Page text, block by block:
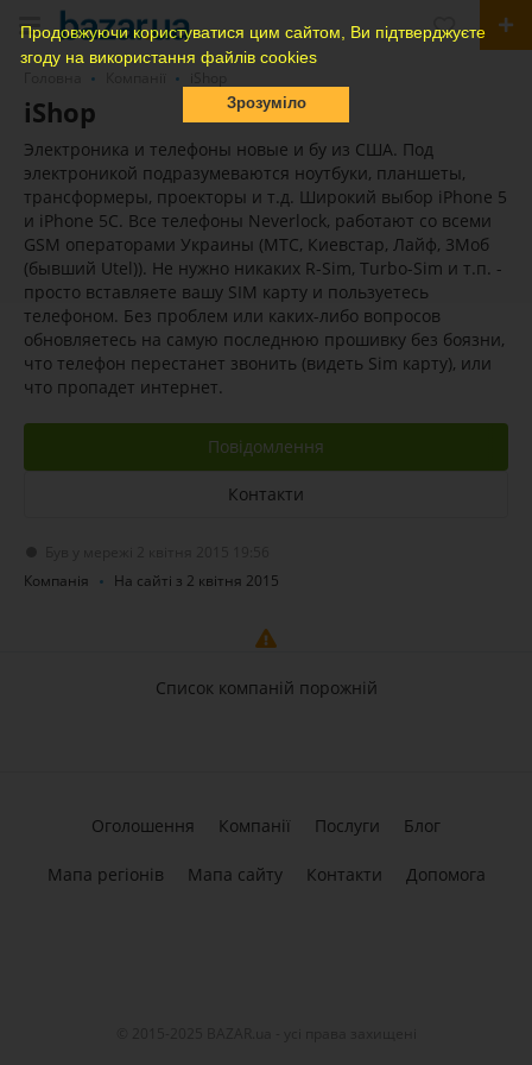
Продовжуючи користуватися цим сайтом, Ви підтверджуєте
згоду на використання файлів cookies
Зрозуміло
iShop
Электроника и телефоны новые и бу из США. Под
электроникой подразумеваются ноутбуки, планшеты,
трансформеры, проекторы и т.д. Широкий выбор iPhone 5
и iPhone 5C. Все телефоны Neverlock, работают со всеми
GSM операторами Украины (МТС, Киевстар, Лайф, 3Моб
(бывший Utel)). Не нужно никаких R-Sim, Turbo-Sim и т.п. -
просто вставляете вашу SIM карту и пользуетесь
телефоном. Без проблем или каких-либо вопросов
обновляетесь на самую последнюю прошивку без боязни,
что телефон перестанет звонить (видеть Sim карту), или
что пропадет интернет.
Повідомлення
Контакти
Компанія
На сайті з 2 квітня 2015
Список компаній порожній
Оголошення Компанії Послуги Блог
Мапа регіонів Мапа сайту Контакти Допомога